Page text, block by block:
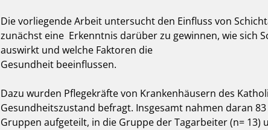
Die vorliegende Arbeit untersucht den Einfluss von
zunächst eine  Erkenntnis darüber zu gewinnen, wie sich
auswirkt und welche Faktoren die
Gesundheit beeinflussen.
Dazu wurden Pflegekräfte von Krankenhäusern des
Gesundheitszustand befragt. Insgesamt nahmen daran
Gruppen aufgeteilt, in die Gruppe der Tagarbeiter (n= 13)